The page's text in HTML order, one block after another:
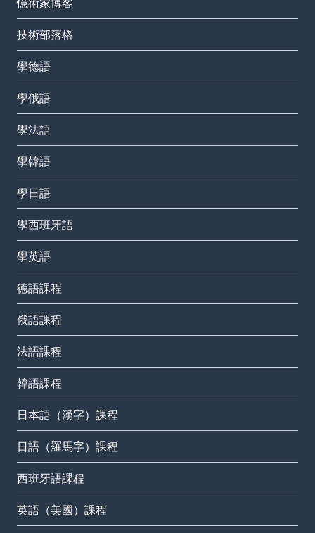
技術部落格
學德語
學俄語
學法語
學韓語
學日語
學西班牙語
學英語
德語課程
俄語課程
法語課程
韓語課程
日本語（漢字）課程
日語（羅馬字）課程
西班牙語課程
英語（美國）課程